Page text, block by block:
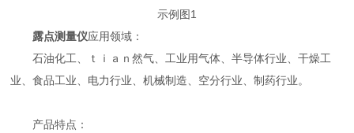
露点测量仪应用领域：
石油化工、ｔｉａｎ然气、工业用气体、半导体行业、干燥工
业、食品工业、电力行业、机械制造、空分行业、制药行业。
产品特点：